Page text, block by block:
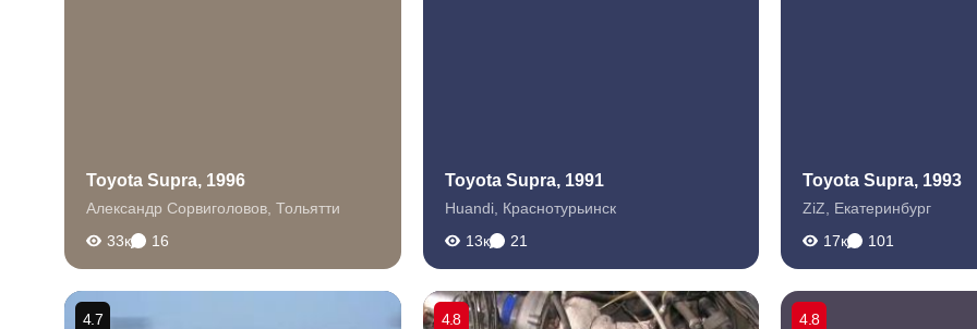
Toyota Supra, 1996
Александр Сорвиголовов Тольятти
33к
16
Toyota Supra, 1991
Huandi, Краснотурьинск
13к
21
Toyota Supra, 1993
ZiZ
Екатеринбург
17к
101
4.7 4.8 4.8